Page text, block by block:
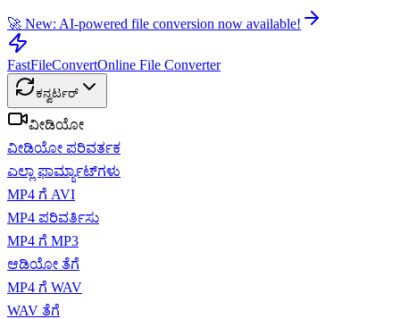
🚀 New: AI-powered file conversion now available!
FastFileConvertOnline File Converter
ಕನ್ವರ್ಟರ್
ವೀಡಿಯೋ
ವೀಡಿಯೋ ಪರಿವರ್ತಕ
ಎಲ್ಲಾ ಫಾರ್ಮ್ಯಾಟ್‌ಗಳು
MP4 ಗೆ AVI
MP4 ಪರಿವರ್ತಿಸು
MP4 ಗೆ MP3
ಆಡಿಯೋ ತೆಗೆ
MP4 ಗೆ WAV
WAV ತೆಗೆ